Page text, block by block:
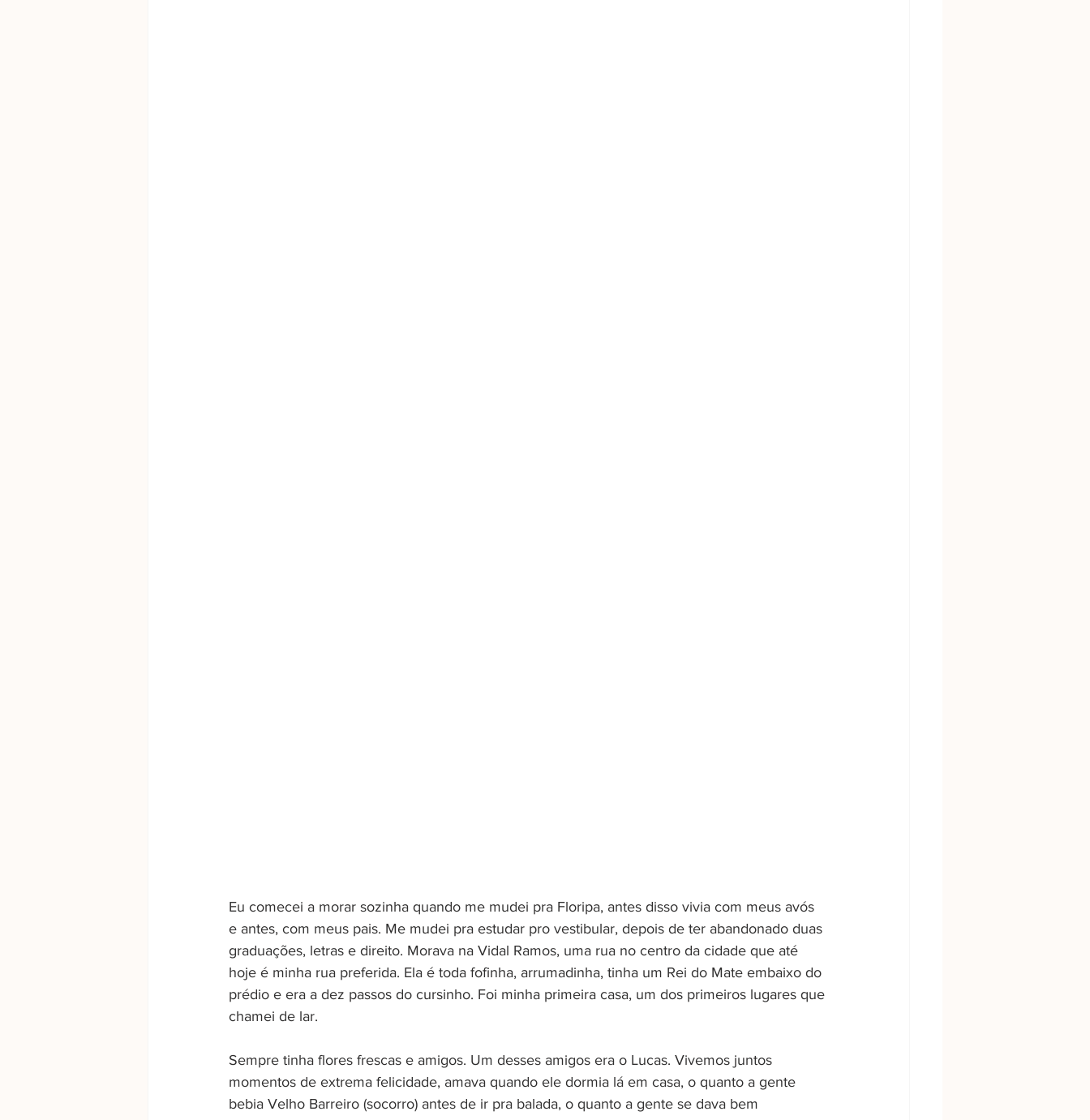
Eu comecei a morar sozinha quando me mudei pra Floripa, antes disso vivia com meus avós
e antes, com meus pais. Me mudei pra estudar pro vestibular, depois de ter abandonado duas
graduações, letras e direito. Morava na Vidal Ramos, uma rua no centro da cidade que até
hoje é minha rua preferida. Ela é toda fofinha, arrumadinha, tinha um Rei do Mate embaixo do
prédio e era a dez passos do cursinho. Foi minha primeira casa, um dos primeiros lugares que
chamei de lar.
Sempre tinha flores frescas e amigos. Um desses amigos era o Lucas. Vivemos juntos
momentos de extrema felicidade, amava quando ele dormia lá em casa, o quanto a gente
bebia Velho Barreiro (socorro) antes de ir pra balada, o quanto a gente se dava bem